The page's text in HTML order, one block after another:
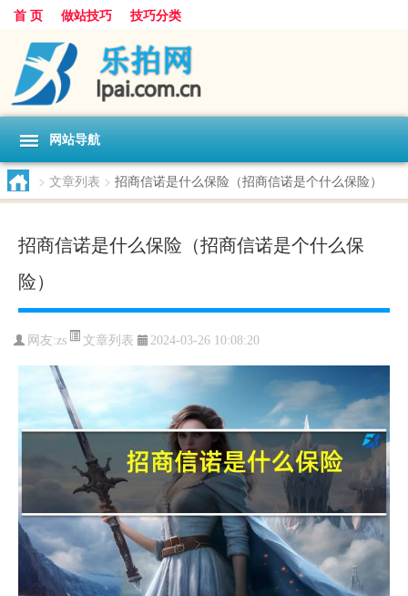
首 页 做站技巧 技巧分类
网站导航
> 文章列表 > 招商信诺是什么保险（招商信诺是个什么保险）
招商信诺是什么保险（招商信诺是个什么保
险）
网友:zs 文章列表 2024-03-26 10:08:20